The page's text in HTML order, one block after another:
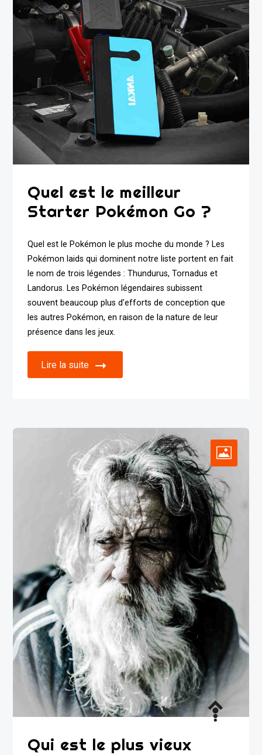
Quel est le meilleur
Starter Pokémon Go ?
Quel est le Pokémon le plus moche du monde ? Les
Pokémon laids qui dominent notre liste portent en fait
le nom de trois légendes : Thundurus, Tornadus et
Landorus. Les Pokémon légendaires subissent
souvent beaucoup plus d’efforts de conception que
les autres Pokémon, en raison de la nature de leur
présence dans les jeux.
Lire la suite
Qui est le plus vieux